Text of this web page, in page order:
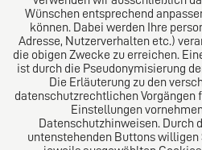
Das europäische Kanzlei-
Wünschen entsprechend
können. Dabei werden Ihre
Adresse, Nutzerverhalten etc.)
die obigen Zwecke zu erreichen.
ist durch die Pseudonymisierung
Die Erläuterung zu den
datenschutzrechtlichen Vorgängen
Einstellungen
Datenschutzhinweisen. Durch
untenstehenden Buttons willigen